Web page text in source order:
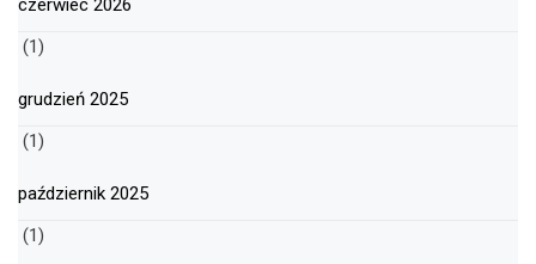
czerwiec 2026
(1)
grudzień 2025
(1)
październik 2025
(1)